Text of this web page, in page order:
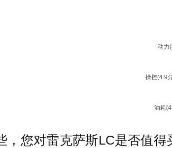
，您对雷克萨斯LC是否值